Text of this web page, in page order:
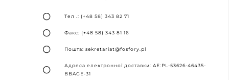
Тел .: (+48 58) 343 82 71
Факс: (+48 58) 343 81 16
Пошта: sekretariat@fosfory.pl
Адреса електронної доставки: AE:PL-53626-46435-
BBAGE-31